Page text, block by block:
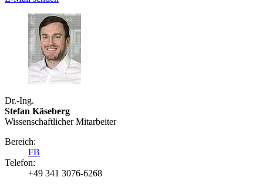
Dr.-Ing.
Stefan Käseberg
Wissenschaftlicher Mitarbeiter
Bereich:
FB
Telefon:
+49 341 3076-6268